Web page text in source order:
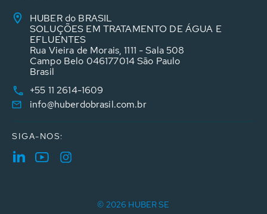
HUBER do BRASIL
SOLUÇÕES EM TRATAMENTO DE ÁGUA E
EFLUENTES
Rua Vieira de Morais, 1111 - Sala 508
Campo Belo 046177014 São Paulo
Brasil
+55 11 2614-1609
info@huberdobrasil.com.br
SIGA-NOS:
© 2026 HUBER SE